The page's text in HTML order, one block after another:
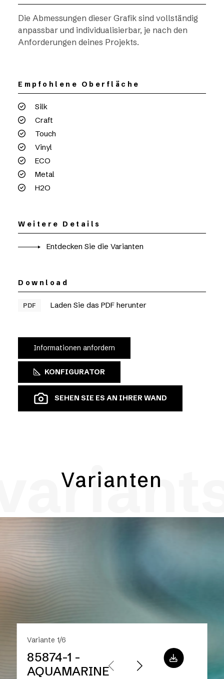
Die Abmessungen dieser Grafik sind vollständig
anpassbar und individualisierbar, je nach den
Anforderungen deines Projekts.
Empfohlene Oberfläche
Silk
Craft
Touch
Vinyl
ECO
Metal
H2O
Weitere Details
Entdecken Sie die Varianten
Download
PDF Laden Sie das PDF herunter
Informationen anfordern
KONFIGURATOR
SEHEN SIE ES AN IHRER WAND
Varianten
Variante 1/6
85874-1 -
AQUAMARINE